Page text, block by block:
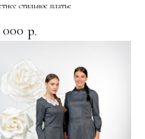
стильное платье
000 р.